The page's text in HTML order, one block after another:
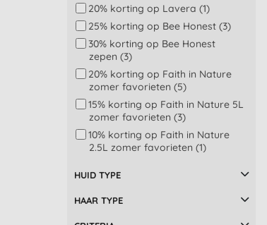
Haarkleuring (1)
Man haarverzorging (1)
Natuurlijke medicijn (1)
Eubiona (2)
Faith in Nature (19)
Friendly Soap (4)
Giovanni (32)
Grahams (1)
Green People (5)
Herbatint (2)
Hope's Relief (1)
Lavera (1)
Logona (2)
Marcel´s Green Soap (5)
20% korting op Lavera (1)
25% korting op Bee Honest (3)
30% korting op Bee Honest
zepen (3)
20% korting op Faith in Nature
zomer favorieten (5)
15% korting op Faith in Nature 5L
zomer favorieten (3)
10% korting op Faith in Nature
2.5L zomer favorieten (1)
15% korting op feel good
verzorging (18)
HUID TYPE
HAAR TYPE